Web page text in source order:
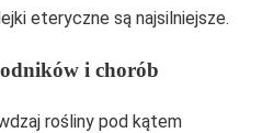
eteryczne są najsilniejsze.
i chorób
rośliny pod kątem